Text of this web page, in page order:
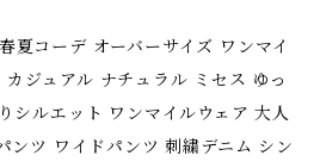
夏コーデ オーバーサイズ ワンマイ
ジュアル ナチュラル ミセス ゆっ
シルエット ワンマイルウェア 大人
ンツ ワイドパンツ 刺繍デニム シン